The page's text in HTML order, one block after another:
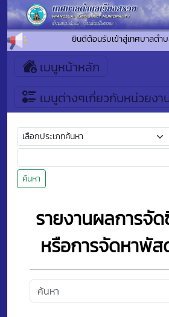
ยินดีต้อนรับเข้าสู่เทศบาลตำ
เมนูหน้าหลัก
เมนูต่างๆเกี่ยวกับหน่วยงา
ค้นหา
รายงานผลการจั
หรือการจัดหาพัส